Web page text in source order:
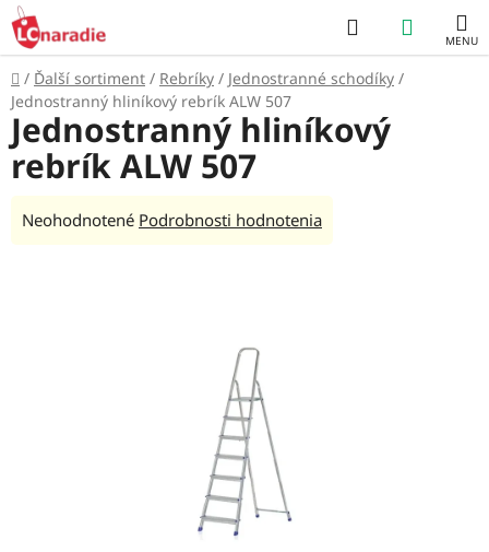
Prejsť
na
obsah
Hľadať
KOŠÍK
Domov
/ Ďalší sortiment / Rebríky / Jednostranné schodíky /
Jednostranný hliníkový rebrík ALW 507
Jednostranný hliníkový
rebrík ALW 507
Priemerné
Neohodnotené Podrobnosti hodnotenia